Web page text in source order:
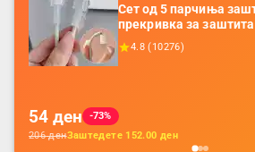
Сет од 5 парчиња
прекривка за
додатоци за заштита
батерија, за мобилни
4.8 (10276)
54 ден
-73%
206денЗаштедете 152.00 ден